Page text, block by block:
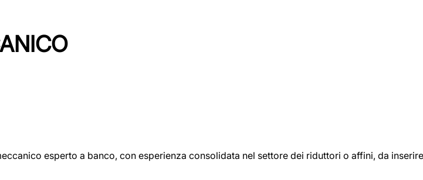
esperto a banco, con esperienza consolidata nel settore dei riduttori o affini, da inserire